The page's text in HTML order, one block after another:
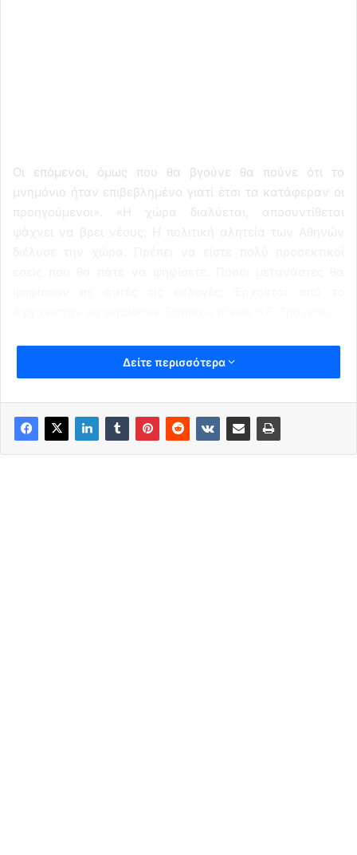
Οι επόμενοι, όμως που θα βγούνε θα πούνε ότι το
μνημόνιο ήταν επιβεβλημένο γιατί έτσι τα κατάφεραν οι
προηγούμενοι». «Η χώρα διαλύεται, αποσυντίθεται
Δείτε περισσότερα